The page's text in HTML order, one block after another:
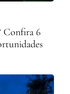
Confira 6